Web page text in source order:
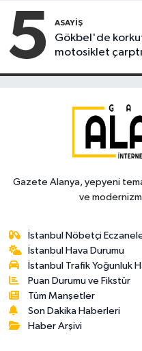
5 ASAYIŞ
Gökbel'de
motosiklet çarptı
Gazete Alanya, yepyeni
ve
İstanbul Nöbetçi
İstanbul Hava Durumu
İstanbul Trafik Yoğunluk
Puan Durumu ve Fikstür
Tüm Manşetler
Son Dakika Haberleri
Haber Arşivi